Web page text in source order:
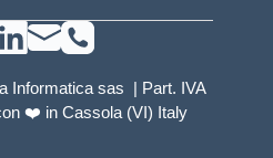
Informatica sas | Part. IVA
❤️ in Cassola (VI) Italy